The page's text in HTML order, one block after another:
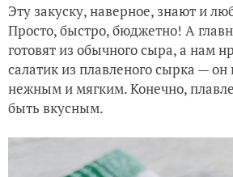
Эту закуску, наверное, знают и
Просто, быстро, бюджетно! А
готовят из обычного сыра, а нам
салатик из плавленого сырка — он
нежным и мягким. Конечно,
быть вкусным.